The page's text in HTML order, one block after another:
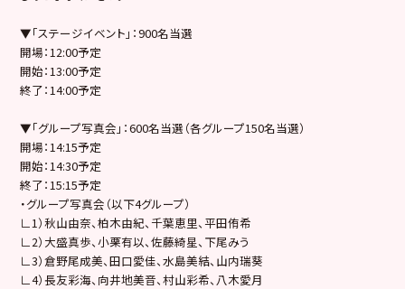
▼「ステージイベント」：900名当選
開場：12:00予定
開始：13:00予定
終了：14:00予定
▼「グループ写真会」：600名当選（各グループ150名当選）
開場：14:15予定
開始：14:30予定
終了：15:15予定
・グループ写真会（以下4グループ）
∟1）秋山由奈、柏木由紀、千葉恵里、平田侑希
∟2）大盛真歩、小栗有以、佐藤綺星、下尾みう
∟3）倉野尾成美、田口愛佳、水島美結、山内瑞葵
∟4）長友彩海、向井地美音、村山彩希、八木愛月